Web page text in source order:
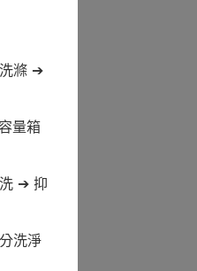
滌 ➔
量箱
➔ 抑
洗淨